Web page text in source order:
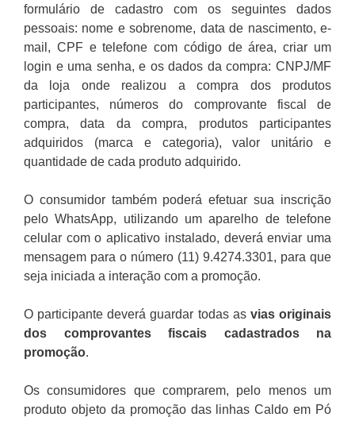
formulário de cadastro com os seguintes dados
pessoais: nome e sobrenome, data de nascimento, e-
mail, CPF e telefone com código de área, criar um
login e uma senha, e os dados da compra: CNPJ/MF
da loja onde realizou a compra dos produtos
participantes, números do comprovante fiscal de
compra, data da compra, produtos participantes
adquiridos (marca e categoria), valor unitário e
quantidade de cada produto adquirido.
O consumidor também poderá efetuar sua inscrição
pelo WhatsApp, utilizando um aparelho de telefone
celular com o aplicativo instalado, deverá enviar uma
mensagem para o número (11) 9.4274.3301, para que
seja iniciada a interação com a promoção.
O participante deverá guardar todas as vias originais
dos comprovantes fiscais cadastrados na
promoção.
Os consumidores que comprarem, pelo menos um
produto objeto da promoção das linhas Caldo em Pó